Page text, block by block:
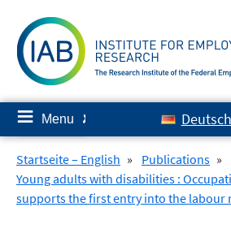
content
≡ Menu ✘ Deutsch
Startseite – English » Publications »
Young adults with disabilities :
supports the first entry into the labour